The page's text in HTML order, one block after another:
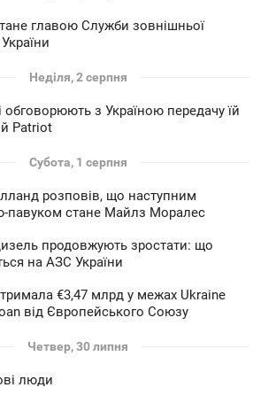
главою Служби зовнішньої
Неділя, 2 серпня
з Україною передачу їй
Patriot
Субота, 1 серпня
розповів, що наступним
стане Майлз Моралес
продовжують зростати: що
на АЗС України
€3,47 млрд у межах Ukraine
від Європейського Союзу
Четвер, 30 липня
люди